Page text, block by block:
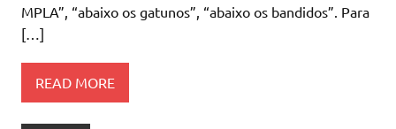
MPLA”, “abaixo os gatunos”, “abaixo os bandidos”. Para
[…]
READ MORE